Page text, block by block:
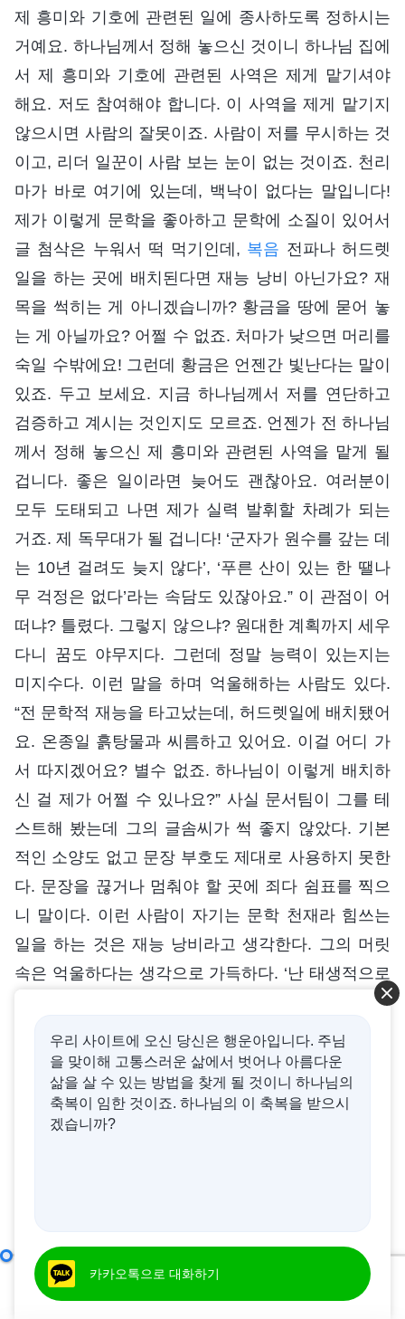
제 흥미와 기호에 관련된 일에 종사하도록 정하시는
거예요. 하나님께서 정해 놓으신 것이니 하나님 집에
서 제 흥미와 기호에 관련된 사역은 제게 맡기셔야
해요. 저도 참여해야 합니다. 이 사역을 제게 맡기지
않으시면 사람의 잘못이죠. 사람이 저를 무시하는 것
이고, 리더 일꾼이 사람 보는 눈이 없는 것이죠. 천리
마가 바로 여기에 있는데, 백낙이 없다는 말입니다!
제가 이렇게 문학을 좋아하고 문학에 소질이 있어서
글 첨삭은 누워서 떡 먹기인데, 복음 전파나 허드렛
일을 하는 곳에 배치된다면 재능 낭비 아닌가요? 재
목을 썩히는 게 아니겠습니까? 황금을 땅에 묻어 놓
는 게 아닐까요? 어쩔 수 없죠. 처마가 낮으면 머리를
숙일 수밖에요! 그런데 황금은 언젠간 빛난다는 말이
있죠. 두고 보세요. 지금 하나님께서 저를 연단하고
검증하고 계시는 것인지도 모르죠. 언젠가 전 하나님
께서 정해 놓으신 제 흥미와 관련된 사역을 맡게 될
겁니다. 좋은 일이라면 늦어도 괜찮아요. 여러분이
모두 도태되고 나면 제가 실력 발휘할 차례가 되는
거죠. 제 독무대가 될 겁니다! ‘군자가 원수를 갚는 데
는 10년 걸려도 늦지 않다’, ‘푸른 산이 있는 한 땔나
무 걱정은 없다’라는 속담도 있잖아요.” 이 관점이 어
떠냐? 틀렸다. 그렇지 않으냐? 원대한 계획까지 세우
다니 꿈도 야무지다. 그런데 정말 능력이 있는지는
미지수다. 이런 말을 하며 억울해하는 사람도 있다.
“전 문학적 재능을 타고났는데, 허드렛일에 배치됐어
요. 온종일 흙탕물과 씨름하고 있어요. 이걸 어디 가
서 따지겠어요? 별수 없죠. 하나님이 이렇게 배치하
신 걸 제가 어쩔 수 있나요?” 사실 문서팀이 그를 테
스트해 봤는데 그의 글솜씨가 썩 좋지 않았다. 기본
적인 소양도 없고 문장 부호도 제대로 사용하지 못한
다. 문장을 끊거나 멈춰야 할 곳에 죄다 쉼표를 찍으
니 말이다. 이런 사람이 자기는 문학 천재라 힘쓰는
일을 하는 것은 재능 낭비라고 생각한다. 그의 머릿
속은 억울하다는 생각으로 가득하다. ‘난 태생적으로
문학을 좋아해서 어려서는 이야기책 보는 것을 좋아
했고, 커서는 명사들의 저서를 즐겨 봤어. 국내외 문
학 명작들을 적지 않게 봤고, 각종 희곡, 산문, 시 등
어떤 장르의 작품이든 가리지 않고 많이 봤어. 문서
사역을 하는 건 말할 것도 없고, 글 한 편 쓰는 거야
이 이렇게 끝나다니! 하나님 집에서는 진리가 권세를
잡고 공평과 공의가 권세를 잡고 있는 줄 알았는데
우리 사이트에 오신 당신은 행운아입니다. 주님
을 맞이해 고통스러운 삶에서 벗어나 아름다운
삶을 살 수 있는 방법을 찾게 될 것이니 하나님의
축복이 임한 것이죠. 하나님의 이 축복을 받으시
겠습니까?
카카오톡으로 대화하기
어떻게 진리를 추구해야 하는가(12)